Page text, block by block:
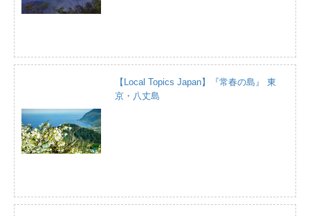
【Local Topics Japan】『常春の島』 東
京・八丈島